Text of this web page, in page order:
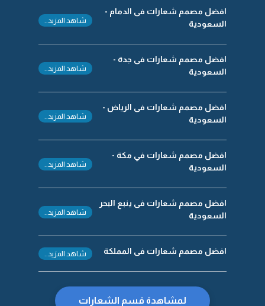
افضل مصمم شعارات فى الدمام -
السعودية
شاهد المزيد..
افضل مصمم شعارات فى جدة -
السعودية
شاهد المزيد..
افضل مصمم شعارات فى الرياض -
السعودية
شاهد المزيد..
افضل مصمم شعارات في مكة -
السعودية
شاهد المزيد..
افضل مصمم شعارات فى ينبع البحر
السعودية
شاهد المزيد..
افضل مصمم شعارات فى المملكة شاهد المزيد..
لمشاهدة قسم الشعارات